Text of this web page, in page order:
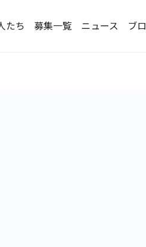
たち 募集一覧 ニュース ブ